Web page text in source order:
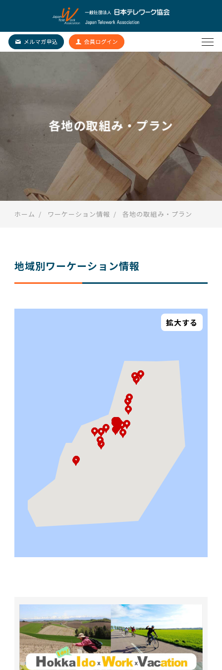
各地の取組み・プラン
ホーム ワーケーション情報 各地の取組み・プラン
地域別ワーケーション情報
拡大する